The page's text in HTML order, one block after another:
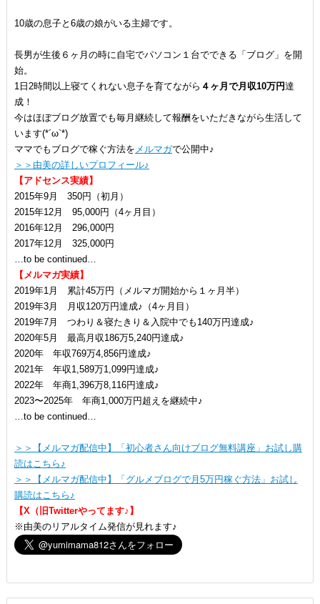
10歳の息子と6歳の娘がいる主婦です。
長男が生後６ヶ月の時に自宅でパソコン１台でできる「ブログ」を開
始。
1日2時間以上寝てくれない息子を育てながら ４ヶ月で月収10万円達
成！
今はほぼブログ放置でも毎月継続して報酬をいただきながら生活して
います(*´ω`*)
ママでもブログで稼ぐ方法を メルマガで公開中♪
＞＞由美の詳しいプロフィール♪
【アドセンス実績】
2015年9月 350円（初月）
2015年12月 95,000円（4ヶ月目）
2016年12月 296,000円
2017年12月 325,000円
…to be continued…
【メルマガ実績】
2019年1月 累計45万円（メルマガ開始から１ヶ月半）
2019年3月 月収120万円達成♪（4ヶ月目）
2019年7月 つわり＆寝たきり＆入院中でも140万円達成♪
2020年5月 最高月収186万5,240円達成♪
2020年 年収769万4,856円達成♪
2021年 年収1,589万1,099円達成♪
2022年 年商1,396万8,116円達成♪
2023〜2025年 年商1,000万円超えを継続中♪
…to be continued…
＞＞【メルマガ配信中】「初心者さん向けブログ無料講座」お試し購
読はこちら♪
＞＞【メルマガ配信中】「グルメブログで月5万円稼ぐ方法」お試し
購読はこちら♪
【X（旧Twitterやってます♪】
※由美のリアルタイム発信が見れます♪